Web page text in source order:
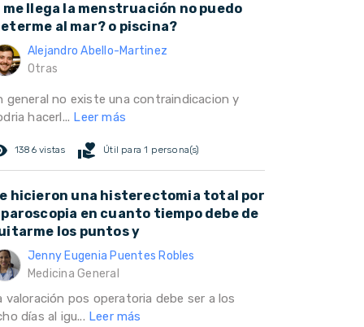
me llega la menstruación no puedo
al mar? o piscina?
Alejandro Abello-Martinez
Otras
general no existe una contraindicacion y
hacerl... Leer más
1386 vistas volunteer_activism Útil para 1 persona(s)
hicieron una histerectomia total por
en cuanto tiempo debe de
los puntos y
Jenny Eugenia Puentes Robles
Medicina General
valoración pos operatoria debe ser a los
días al igu... Leer más